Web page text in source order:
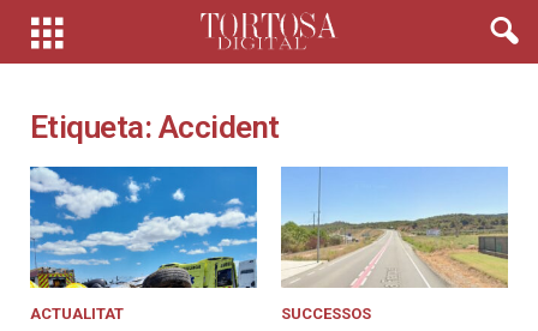
Etiqueta: Accident
ACTUALITAT SUCCESSOS